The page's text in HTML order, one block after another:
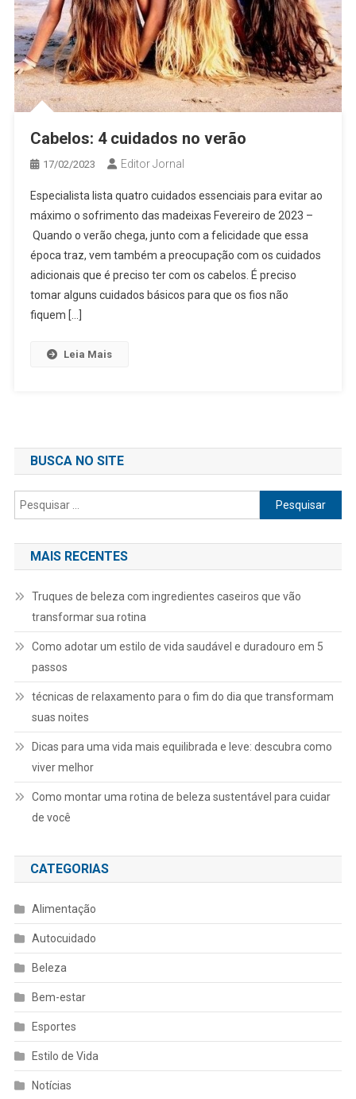
Cabelos: 4 cuidados no verão
17/02/2023 Editor Jornal
Especialista lista quatro cuidados essenciais para evitar ao
máximo o sofrimento das madeixas Fevereiro de 2023 –
Quando o verão chega, junto com a felicidade que essa
época traz, vem também a preocupação com os cuidados
adicionais que é preciso ter com os cabelos. É preciso
tomar alguns cuidados básicos para que os fios não
fiquem […]
Leia Mais
BUSCA NO SITE
Pesquisar
por:
MAIS RECENTES
Truques de beleza com ingredientes caseiros que vão
transformar sua rotina
Como adotar um estilo de vida saudável e duradouro em 5
passos
técnicas de relaxamento para o fim do dia que transformam
suas noites
Dicas para uma vida mais equilibrada e leve: descubra como
viver melhor
Como montar uma rotina de beleza sustentável para cuidar
de você
CATEGORIAS
Alimentação
Autocuidado
Beleza
Bem-estar
Esportes
Estilo de Vida
Notícias